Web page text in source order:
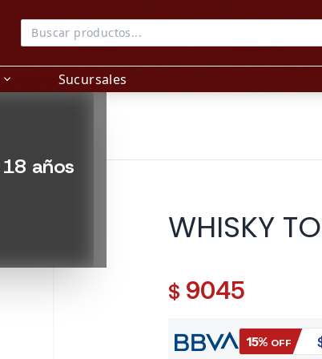
expand_more Sucursales
años
WHISKY
$ 9045
15% OFF